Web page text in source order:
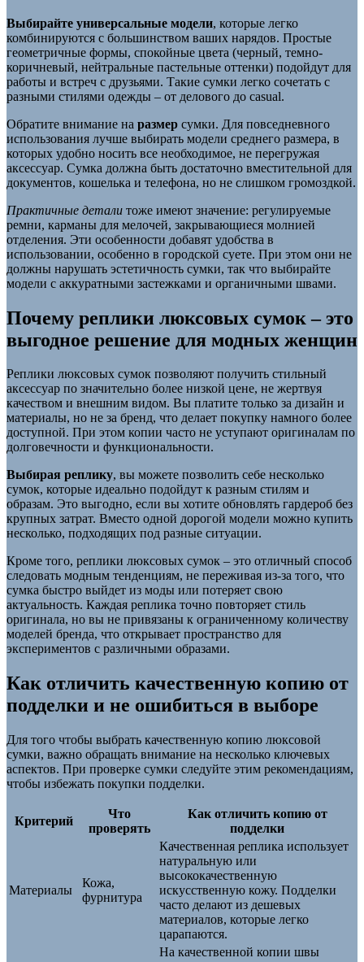
Выбирайте универсальные модели, которые легко
комбинируются с большинством ваших нарядов. Простые
геометричные формы, спокойные цвета (черный, темно-
коричневый, нейтральные пастельные оттенки) подойдут для
работы и встреч с друзьями. Такие сумки легко сочетать с
разными стилями одежды – от делового до casual.
Обратите внимание на размер сумки. Для повседневного
использования лучше выбирать модели среднего размера, в
которых удобно носить все необходимое, не перегружая
аксессуар. Сумка должна быть достаточно вместительной для
документов, кошелька и телефона, но не слишком громоздкой.
Практичные детали тоже имеют значение: регулируемые
ремни, карманы для мелочей, закрывающиеся молнией
отделения. Эти особенности добавят удобства в
использовании, особенно в городской суете. При этом они не
должны нарушать эстетичность сумки, так что выбирайте
модели с аккуратными застежками и органичными швами.
Почему реплики люксовых сумок – это
выгодное решение для модных женщин
Реплики люксовых сумок позволяют получить стильный
аксессуар по значительно более низкой цене, не жертвуя
качеством и внешним видом. Вы платите только за дизайн и
материалы, но не за бренд, что делает покупку намного более
доступной. При этом копии часто не уступают оригиналам по
долговечности и функциональности.
Выбирая реплику, вы можете позволить себе несколько
сумок, которые идеально подойдут к разным стилям и
образам. Это выгодно, если вы хотите обновлять гардероб без
крупных затрат. Вместо одной дорогой модели можно купить
несколько, подходящих под разные ситуации.
Кроме того, реплики люксовых сумок – это отличный способ
следовать модным тенденциям, не переживая из-за того, что
сумка быстро выйдет из моды или потеряет свою
актуальность. Каждая реплика точно повторяет стиль
оригинала, но вы не привязаны к ограниченному количеству
моделей бренда, что открывает пространство для
экспериментов с различными образами.
Как отличить качественную копию от
подделки и не ошибиться в выборе
Для того чтобы выбрать качественную копию люксовой
сумки, важно обращать внимание на несколько ключевых
аспектов. При проверке сумки следуйте этим рекомендациям,
чтобы избежать покупки подделки.
Критерий
Что
проверять
Как отличить копию от
подделки
Материалы
Кожа,
фурнитура
Качественная реплика использует
натуральную или
высококачественную
искусственную кожу. Подделки
часто делают из дешевых
материалов, которые легко
царапаются.
На качественной копии швы